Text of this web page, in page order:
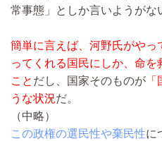
常事態」としか言いようがな
簡単に言えば、河野氏がやっ
ってくれる国民にしか、命を
こと だし、国家そのものが
うな状況だ。
（中略）
この政権の選民性や棄民性に